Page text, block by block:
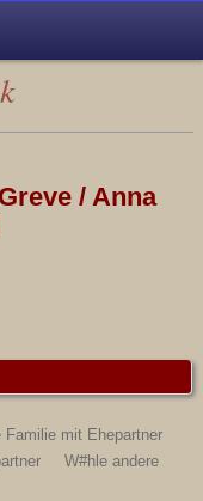
/ Anna
Familie mit Ehepartner
W#hle andere